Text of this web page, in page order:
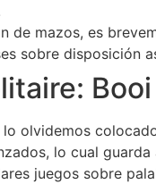
de mazos, es
sobre disposición
olvidemos
lo cual
juegos sobre